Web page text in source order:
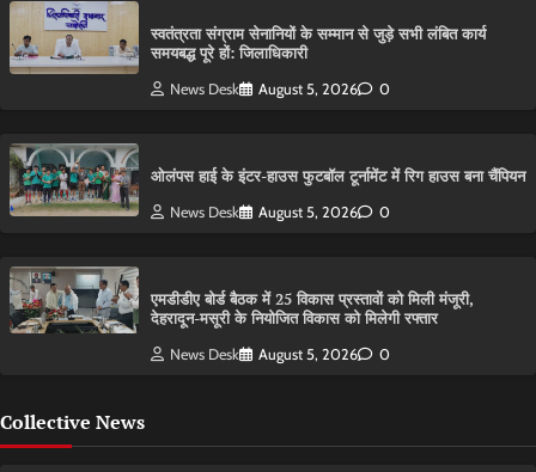
स्वतंत्रता संग्राम सेनानियों के सम्मान से जुड़े सभी लंबित कार्य
समयबद्ध पूरे हों: जिलाधिकारी
News Desk August 5, 2026 0
ओलंपस हाई के इंटर-हाउस फुटबॉल टूर्नामेंट में रिग हाउस बना चैंपियन
News Desk August 5, 2026 0
एमडीडीए बोर्ड बैठक में 25 विकास प्रस्तावों को मिली मंजूरी,
देहरादून-मसूरी के नियोजित विकास को मिलेगी रफ्तार
News Desk August 5, 2026 0
Collective News